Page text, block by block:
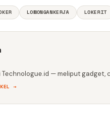
LOWONGANKERJA LOKERIT
— meliput gadget,
→